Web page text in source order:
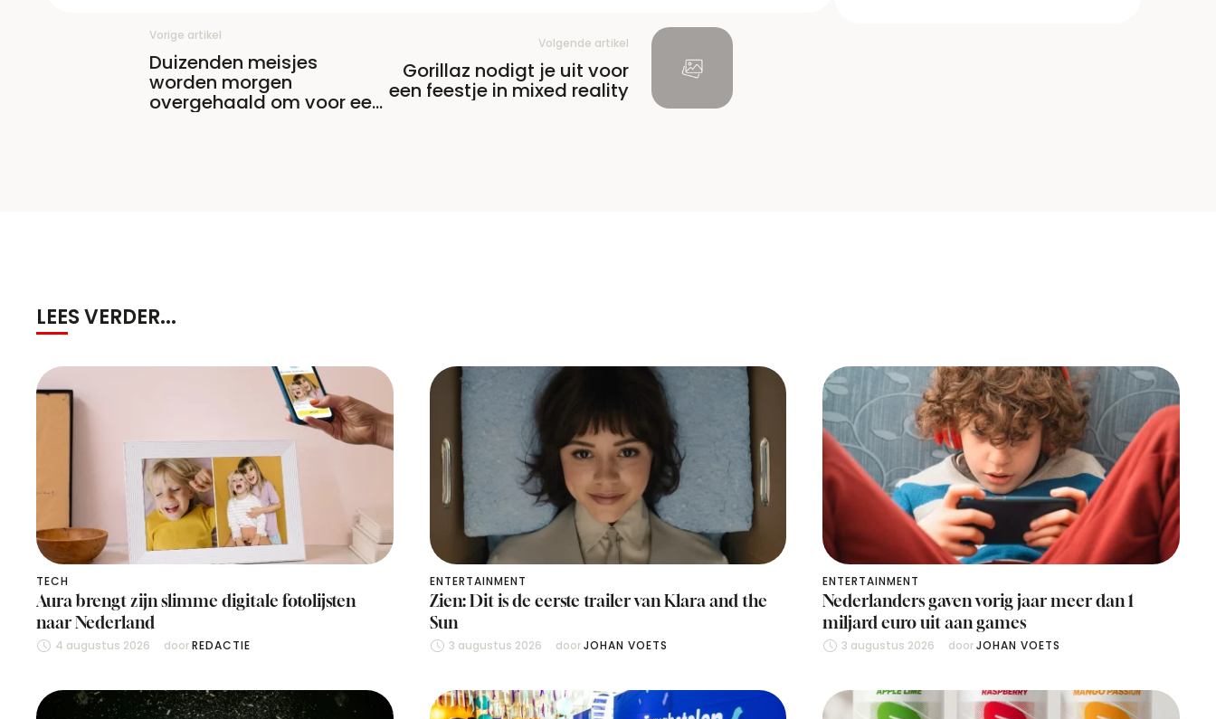
Vorige artikel
Duizenden meisjes
worden morgen
overgehaald om voor een
Volgende artikel
Gorillaz nodigt je uit voor
een feestje in mixed reality
LEES VERDER...
TECH
Aura brengt zijn slimme digitale fotolijsten
naar Nederland
4 augustus 2026 door REDACTIE
ENTERTAINMENT
Zien: Dit is de eerste trailer van Klara and the
Sun
3 augustus 2026 door JOHAN VOETS
ENTERTAINMENT
Nederlanders gaven vorig jaar meer dan 1
miljard euro uit aan games
3 augustus 2026 door JOHAN VOETS